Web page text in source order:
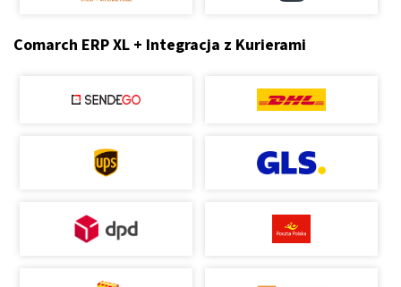
Comarch ERP XL + Integracja z Kurierami